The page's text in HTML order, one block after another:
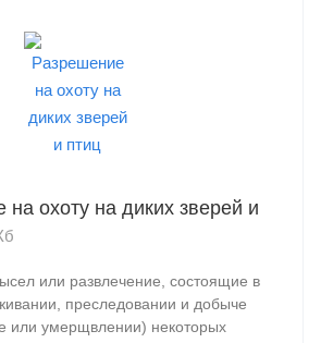
на охоту на диких зверей и
или развлечение, состоящие в
преследовании и добыче
или умерщвлении) некоторых